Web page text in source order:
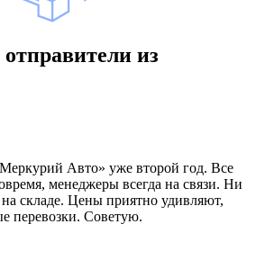
отправители из
Авто» уже второй год. Все
менеджеры всегда на связи. Ни
складе. Цены приятно удивляют,
перевозки. Советую.